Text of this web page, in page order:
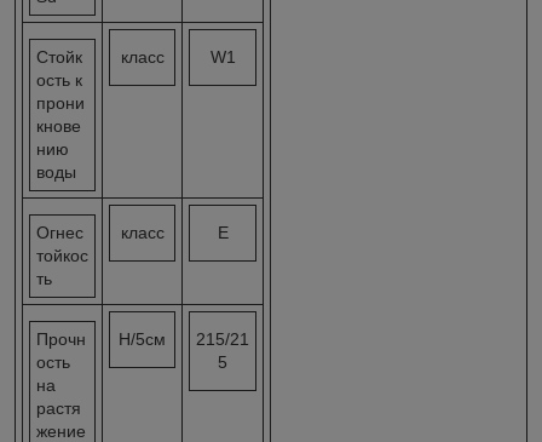
Стойк
ость к
прони
кнове
нию
воды
класс W1
Огнес
тойкос
ть
класс E
Прочн
ость
на
растя
жение
Н/5см
215/21
5